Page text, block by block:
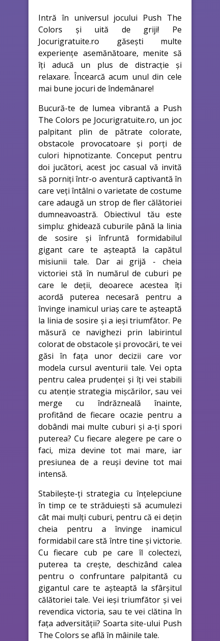
Intră în universul jocului Push The
Colors și uită de griji! Pe
Jocurigratuite.ro găsești multe
experiențe asemănătoare, menite să
îți aducă un plus de distracție și
relaxare. Încearcă acum unul din cele
mai bune jocuri de îndemânare!
Bucură-te de lumea vibrantă a Push
The Colors pe Jocurigratuite.ro, un joc
palpitant plin de pătrate colorate,
obstacole provocatoare și porți de
culori hipnotizante. Conceput pentru
doi jucători, acest joc casual vă invită
să porniți într-o aventură captivantă în
care veți întâlni o varietate de costume
care adaugă un strop de fler călătoriei
dumneavoastră. Obiectivul tău este
simplu: ghidează cuburile până la linia
de sosire și înfruntă formidabilul
gigant care te așteaptă la capătul
misiunii tale. Dar ai grijă - cheia
victoriei stă în numărul de cuburi pe
care le deții, deoarece acestea îți
acordă puterea necesară pentru a
învinge inamicul uriaș care te așteaptă
la linia de sosire și a ieși triumfător. Pe
măsură ce navighezi prin labirintul
colorat de obstacole și provocări, te vei
găsi în fața unor decizii care vor
modela cursul aventurii tale. Vei opta
pentru calea prudenței și îți vei stabili
cu atenție strategia mișcărilor, sau vei
merge cu îndrăzneală înainte,
profitând de fiecare ocazie pentru a
dobândi mai multe cuburi și a-ți spori
puterea? Cu fiecare alegere pe care o
faci, miza devine tot mai mare, iar
presiunea de a reuși devine tot mai
intensă.
Stabilește-ți strategia cu înțelepciune
în timp ce te străduiești să acumulezi
cât mai mulți cuburi, pentru că ei dețin
cheia pentru a învinge inamicul
formidabil care stă între tine și victorie.
Cu fiecare cub pe care îl colectezi,
puterea ta crește, deschizând calea
pentru o confruntare palpitantă cu
gigantul care te așteaptă la sfârșitul
călătoriei tale. Vei ieși triumfător și vei
revendica victoria, sau te vei clătina în
fața adversității? Soarta site-ului Push
The Colors se află în mâinile tale.